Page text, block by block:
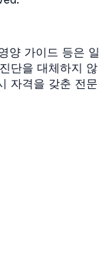
양 가이드 등은 일
단을 대체하지 않
자격을 갖춘 전문